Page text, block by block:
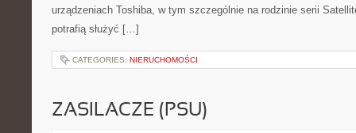
urządzeniach Toshiba, w tym szczególnie na rodzinie serii
potrafią służyć […]
CATEGORIES: NIERUCHOMOŚCI
ZASILACZE (PSU)